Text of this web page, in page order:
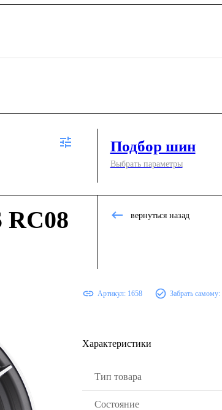
Подбор шин
Выбрать параметры
вернуться назад
Артикул: 1658 Забрать самому:
Характеристики
Тип товара
Состояние